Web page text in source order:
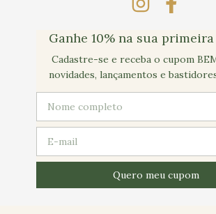
Ganhe 10% na sua
Cadastre-se e receba o cupom
novidades, lançamentos e